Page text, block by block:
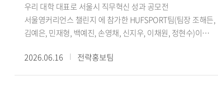
창업 공간 제공 등 다양한 지원 프로그램을 운영하고 있다.
선정된 학생창업팀에는 최대 2개 학기 동안 혜택이 제공되며,
전문가 특강과 창업 실무 교육 등 창업 역량 강화를 위한
프로그램도 함께 지원된다.오세홍 글로벌창업지원단장은 이번
성과는 특정 분야에 국한되지 않고 기술, 문화, 플랫폼 등
다채로운 영역에서 학생들의 창의적인 아이디어와 열정이
우리 대학 대표로 서울시 직무혁신 성과 공모전
서울영커리언스 챌린지 에 참가한 HUFSPORT팀(팀장 조해든,
김예은, 민재형, 백예진, 손영채, 신지우, 이채원, 정현수)이
는 기업이 제시한 실제 과제를 청년들이 팀 단위로 수행하며
문제 해결 능력과 실무 역량을 기르는 프로그램이다. 올해
2026.06.16 전략홍보팀